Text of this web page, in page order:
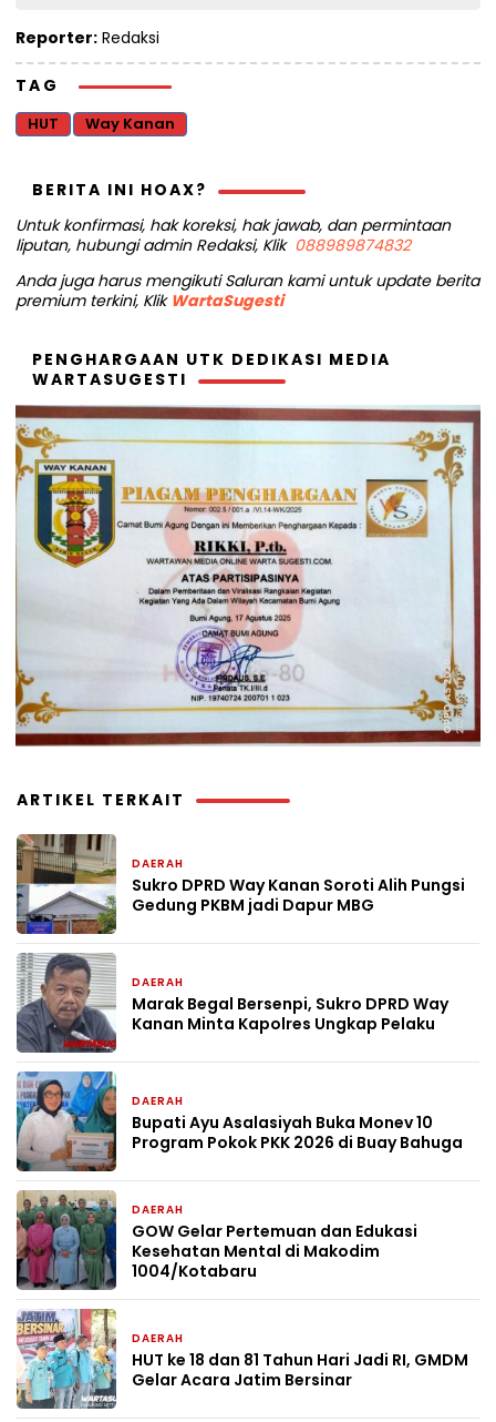
Reporter: Redaksi
TAG
HUT Way Kanan
BERITA INI HOAX?
Untuk konfirmasi, hak koreksi, hak jawab, dan permintaan
liputan, hubungi admin Redaksi, Klik 088989874832
Anda juga harus mengikuti Saluran kami untuk update berita
premium terkini, Klik WartaSugesti
PENGHARGAAN UTK DEDIKASI MEDIA
WARTASUGESTI
ARTIKEL TERKAIT
DAERAH
Sukro DPRD Way Kanan Soroti Alih Pungsi
Gedung PKBM jadi Dapur MBG
DAERAH
Marak Begal Bersenpi, Sukro DPRD Way
Kanan Minta Kapolres Ungkap Pelaku
DAERAH
Bupati Ayu Asalasiyah Buka Monev 10
Program Pokok PKK 2026 di Buay Bahuga
DAERAH
GOW Gelar Pertemuan dan Edukasi
Kesehatan Mental di Makodim
1004/Kotabaru
DAERAH
HUT ke 18 dan 81 Tahun Hari Jadi RI, GMDM
Gelar Acara Jatim Bersinar